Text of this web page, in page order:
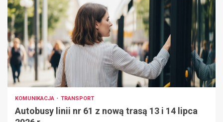
KOMUNIKACJA TRANSPORT
Autobusy linii nr 61 z nową trasą 13 i 14 lipca